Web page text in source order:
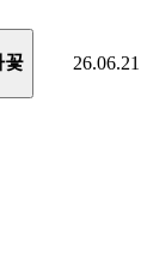
꽃 26.06.21